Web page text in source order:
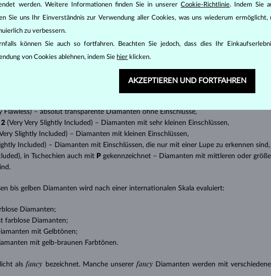
DIAMANTSCHMUCK
von
haben einen wesentlichen Einfluss auf den Preis eines Diamanten.
verleiht dem Diamanten seinen strahlenden Glanz. Der beliebteste Schliff ein
in die ein Diamant gebracht werden kann, z.B. Marquise, Baguette, Herz,
bei
und Verteilung sogenannter “Einschlüsse” oder innerer Unreinheiten eines
Flawless) – absolut transparente Diamanten ohne Einschlüsse,
2 (Very Very Slightly Included) – Diamanten mit sehr kleinen Einschlüssen,
Slightly Included) – Diamanten mit kleinen Einschlüssen,
Included) – Diamanten mit Einschlüssen, die nur mit einer Lupe zu erkennen sind,
in Tschechien auch mit P gekennzeichnet – Diamanten mit mittleren oder
bis gelben Diamanten wird nach einer internationalen Skala evaluiert:
Diamanten;
farblose Diamanten;
mit Gelbtönen;
mit gelb-braunen Farbtönen.
als fancy bezeichnet. Manche unserer fancy Diamanten werden mit
werden. Weitere Informationen finden Sie in unsererCookie-Richtlinie. Indem Sie
Sie uns Ihr Einverständnis zur Verwendung aller Cookies, was uns wiederum
zu verbessern.
können Sie auch so fortfahren. Beachten Sie jedoch, dass dies Ihr
von Cookies ablehnen, indem Sie hier klicken.
AKZEPTIEREN UND FORTFAHREN